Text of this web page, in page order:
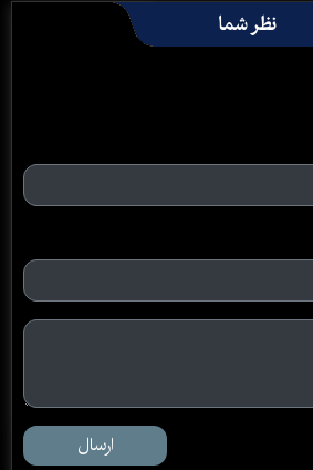
نظر شما
ارسال